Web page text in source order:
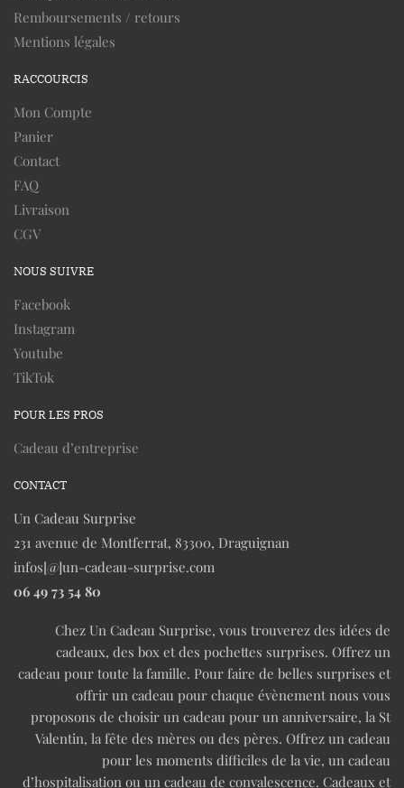
Remboursements / retours
Mentions légales
RACCOURCIS
Mon Compte
Panier
Contact
FAQ
Livraison
CGV
NOUS SUIVRE
Facebook
Instagram
Youtube
TikTok
POUR LES PROS
Cadeau d’entreprise
CONTACT
Un Cadeau Surprise
231 avenue de Montferrat, 83300, Draguignan
infos[@]un-cadeau-surprise.com
06 49 73 54 80
Chez Un Cadeau Surprise, vous trouverez des idées de
cadeaux, des box et des pochettes surprises. Offrez un
cadeau pour toute la famille. Pour faire de belles surprises et
offrir un cadeau pour chaque évènement nous vous
proposons de choisir un cadeau pour un anniversaire, la St
Valentin, la fête des mères ou des pères. Offrez un cadeau
pour les moments difficiles de la vie, un cadeau
d’hospitalisation ou un cadeau de convalescence. Cadeaux et